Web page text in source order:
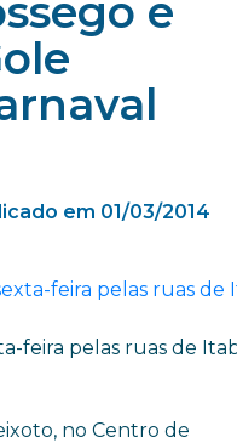
e
em 01/03/2014
feira pelas ruas de
no Centro de